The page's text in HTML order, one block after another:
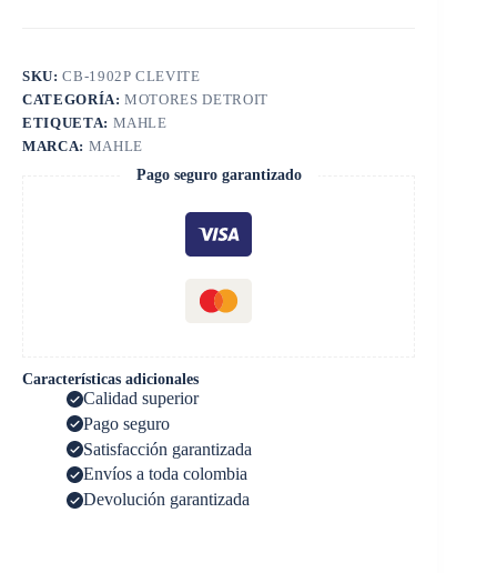
SKU:CB-1902P CLEVITE
CATEGORÍA:MOTORES DETROIT
ETIQUETA: MAHLE
MARCA: MAHLE
Pago seguro garantizado
Características adicionales
Calidad superior
Pago seguro
Satisfacción garantizada
Envíos a toda colombia
Devolución garantizada